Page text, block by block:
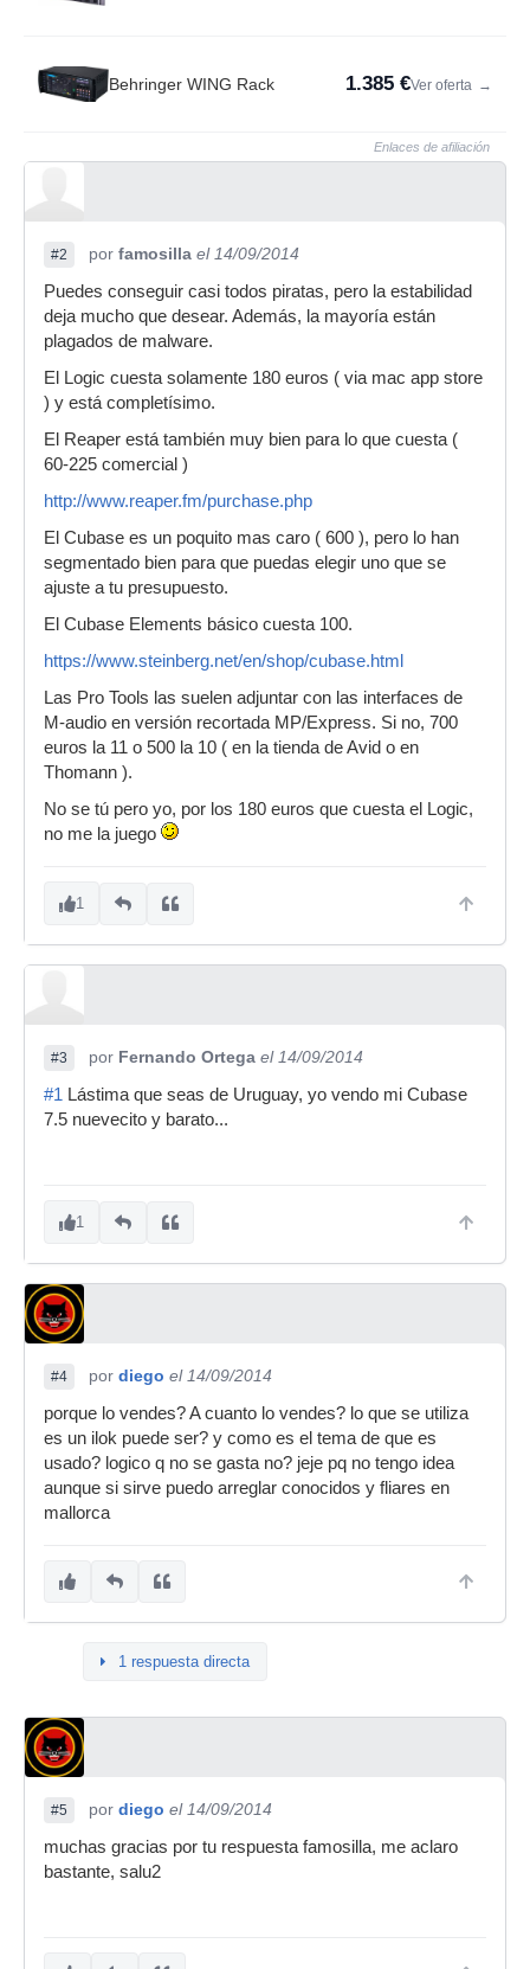
Behringer WING Rack 1.385 €Ver oferta →
Enlaces de afiliación
#2 por famosilla el 14/09/2014
Puedes conseguir casi todos piratas, pero la estabilidad
deja mucho que desear. Además, la mayoría están
plagados de malware.
El Logic cuesta solamente 180 euros ( via mac app store
) y está completísimo.
El Reaper está también muy bien para lo que cuesta (
60-225 comercial )
http://www.reaper.fm/purchase.php
El Cubase es un poquito mas caro ( 600 ), pero lo han
segmentado bien para que puedas elegir uno que se
ajuste a tu presupuesto.
El Cubase Elements básico cuesta 100.
https://www.steinberg.net/en/shop/cubase.html
Las Pro Tools las suelen adjuntar con las interfaces de
M-audio en versión recortada MP/Express. Si no, 700
euros la 11 o 500 la 10 ( en la tienda de Avid o en
Thomann ).
No se tú pero yo, por los 180 euros que cuesta el Logic,
no me la juego
1
#3 por Fernando Ortega el 14/09/2014
#1 Lástima que seas de Uruguay, yo vendo mi Cubase
7.5 nuevecito y barato...
1
#4 por diego el 14/09/2014
porque lo vendes? A cuanto lo vendes? lo que se utiliza
es un ilok puede ser? y como es el tema de que es
usado? logico q no se gasta no? jeje pq no tengo idea
aunque si sirve puedo arreglar conocidos y fliares en
mallorca
1 respuesta directa
#5 por diego el 14/09/2014
muchas gracias por tu respuesta famosilla, me aclaro
bastante, salu2